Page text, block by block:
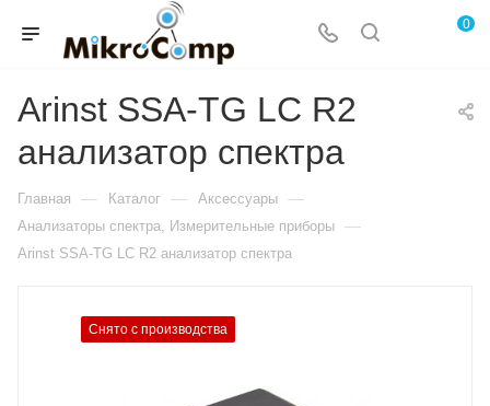
0
Arinst SSA-TG LC R2
анализатор спектра
Главная — Каталог — Аксессуары —
Анализаторы спектра, Измерительные приборы —
Arinst SSA-TG LC R2 анализатор спектра
Снято с производства